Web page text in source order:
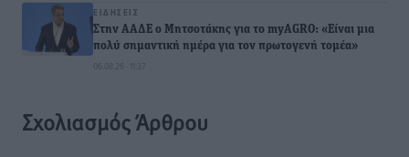
ΕΙΔΉΣΕΙΣ
Στην ΑΑΔΕ ο Μητσοτάκης για το myAGRO: «Είναι μια
πολύ σημαντική ημέρα για τον πρωτογενή τομέα»
06.08.26 · 11:37
Σχολιασμός Άρθρου